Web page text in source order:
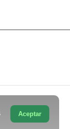
Aceptar